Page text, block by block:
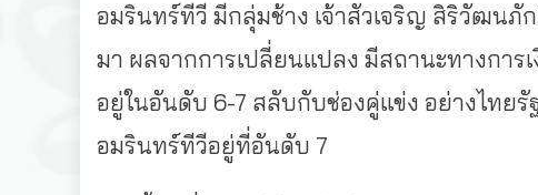
อมรินทร์ทีวี มีกลุ่มช้าง เจ้าสัวเจริญ สิริวัฒนภั
มา ผลจากการเปลี่ยนแปลง มีสถานะทางกา
อยู่ในอันดับ 6-7 สลับกับช่องคู่แข่ง อย่างไทยรั
อมรินทร์ทีวีอยู่ที่อันดับ 7